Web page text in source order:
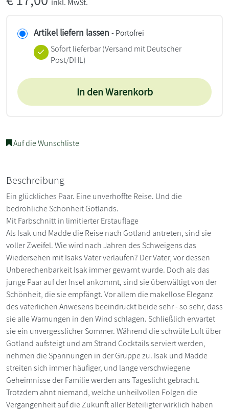
inkl. MwSt.
Artikel liefern lassen - Portofrei
Sofort lieferbar(Versand mit Deutscher
Post/DHL)
In den Warenkorb
Auf die Wunschliste
Beschreibung
Ein glückliches Paar. Eine unverhoffte Reise. Und die
bedrohliche Schönheit Gotlands.
Mit Farbschnitt in limitierter Erstauflage
Als Isak und Madde die Reise nach Gotland antreten, sind sie
voller Zweifel. Wie wird nach Jahren des Schweigens das
Wiedersehen mit Isaks Vater verlaufen? Der Vater, vor dessen
Unberechenbarkeit Isak immer gewarnt wurde. Doch als das
junge Paar auf der Insel ankommt, sind sie überwältigt von der
Schönheit, die sie empfängt. Vor allem die makellose Eleganz
des väterlichen Anwesens beeindruckt beide sehr - so sehr, dass
sie alle Warnungen in den Wind schlagen. Schließlich erwartet
sie ein unvergesslicher Sommer. Während die schwüle Luft über
Gotland aufsteigt und am Strand Cocktails serviert werden,
nehmen die Spannungen in der Gruppe zu. Isak und Madde
streiten sich immer häufiger, und lange verschwiegene
Geheimnisse der Familie werden ans Tageslicht gebracht.
Trotzdem ahnt niemand, welche unheilvollen Folgen die
Vergangenheit auf die Zukunft aller Beteiligter wirklich haben